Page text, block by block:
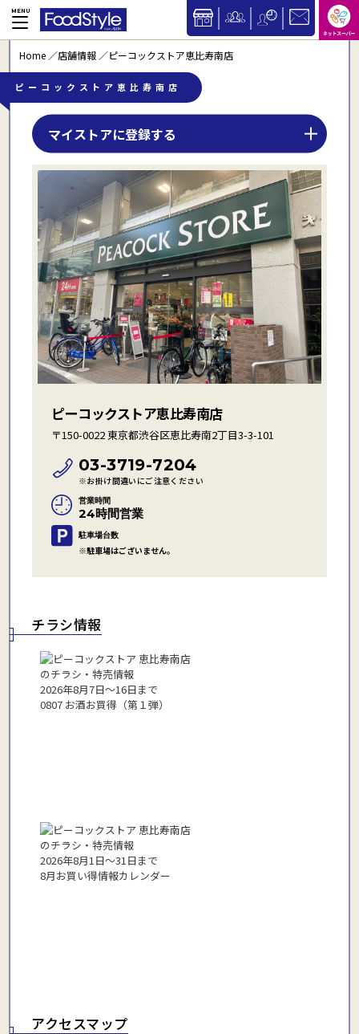
Home 店舗情報 ピーコックストア恵比寿南店
ピーコックストア恵比寿南店
チラシ情報
2026年8月7日〜16日まで
0807 お酒お買得（第１弾）
2026年8月1日〜31日まで
8月お買い得情報カレンダー
アクセスマップ
マイストアに登録する
ピーコックストア恵比寿南店
〒150-0022 東京都渋谷区恵比寿南2丁目3-3-101
03-3719-7204
※お掛け間違いにご注意ください
営業時間
24時間営業
駐車場台数
※駐車場はございません。